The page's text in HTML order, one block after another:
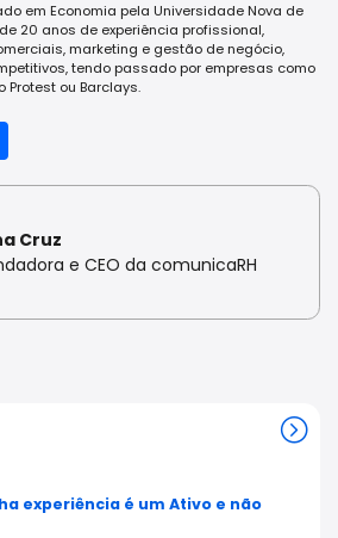
em Economia pela Universidade Nova de
20 anos de experiência profissional,
marketing e gestão de negócio,
tendo passado por empresas como
Protest ou Barclays.
Cruz
e CEO da comunicaRH
experiência é um Ativo e não